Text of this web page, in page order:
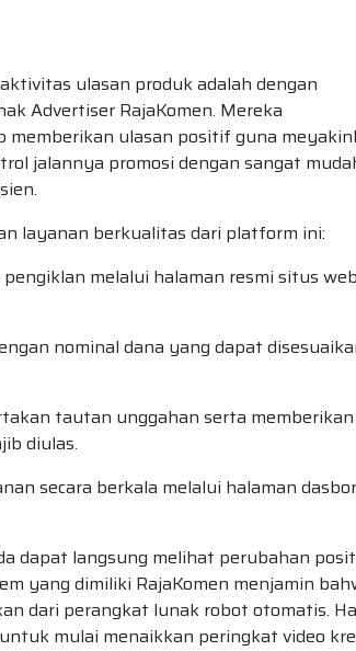
ulasan produk adalah dengan
Advertiser RajaKomen. Mereka
memberikan ulasan positif guna
jalannya promosi dengan sangat
layanan berkualitas dari platform ini:
melalui halaman resmi situs web
nominal dana yang dapat
tautan unggahan serta memberikan
diulas.
secara berkala melalui halaman dasbor
dapat langsung melihat perubahan
yang dimiliki RajaKomen menjamin
dari perangkat lunak robot otomatis.
mulai menaikkan peringkat video